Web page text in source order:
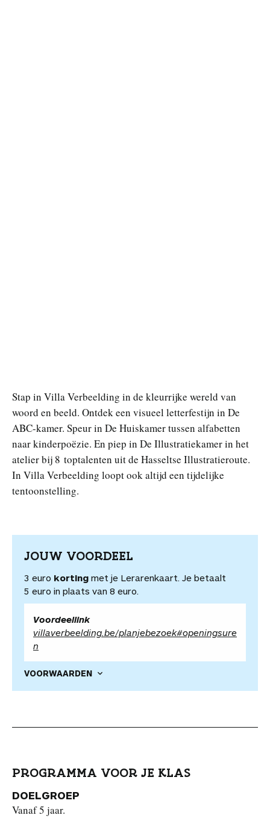
Stap in Villa Verbeelding in de kleurrijke wereld van
woord en beeld. Ontdek een visueel letterfestijn in De
ABC-kamer. Speur in De Huiskamer tussen alfabetten
naar kinderpoëzie. En piep in De Illustratiekamer in het
atelier bij 8 toptalenten uit de Hasseltse Illustratieroute.
In Villa Verbeelding loopt ook altijd een tijdelijke
tentoonstelling.
JOUW VOORDEEL
3 euro korting met je Lerarenkaart. Je betaalt
5 euro in plaats van 8 euro.
Voordeellink
villaverbeelding.be/planjebezoek#openingsure
n
VOORWAARDEN
PROGRAMMA VOOR JE KLAS
DOELGROEP
Vanaf 5 jaar.